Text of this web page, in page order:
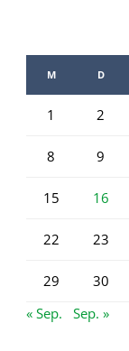
M D
1 2
8 9
15 16
22 23
29 30
« Sep.
Sep. »